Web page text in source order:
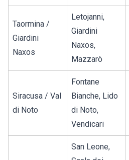
Taormina /
Giardini
Naxos
Letojanni,
Giardini
Naxos,
Mazzarò
Siracusa / Val
di Noto
Fontane
Bianche, Lido
di Noto,
Vendicari
San Leone,